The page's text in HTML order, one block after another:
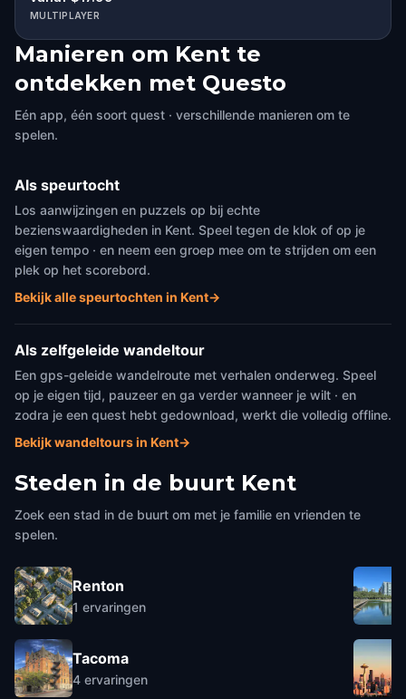
MULTIPLAYER
Manieren om Kent te
ontdekken met Questo
Eén app, één soort quest · verschillende manieren om te
spelen.
Als speurtocht
Los aanwijzingen en puzzels op bij echte
bezienswaardigheden in Kent. Speel tegen de klok of op je
eigen tempo · en neem een groep mee om te strijden om een
plek op het scorebord.
Bekijk alle speurtochten in Kent→
Als zelfgeleide wandeltour
Een gps-geleide wandelroute met verhalen onderweg. Speel
op je eigen tijd, pauzeer en ga verder wanneer je wilt · en
zodra je een quest hebt gedownload, werkt die volledig offline.
Bekijk wandeltours in Kent→
Steden in de buurt Kent
Zoek een stad in de buurt om met je familie en vrienden te
spelen.
Renton
1 ervaringen
Tacoma
4 ervaringen